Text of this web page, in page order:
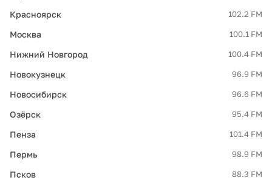
Красноярск 102.2 FM
Москва 100.1 FM
Нижний Новгород 100.4 FM
Новокузнецк 96.9 FM
Новосибирск 96.6 FM
Озёрск 95.4 FM
Пенза 101.4 FM
Пермь 98.9 FM
Псков 88.3 FM